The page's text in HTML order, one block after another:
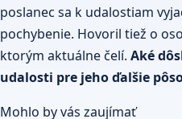
poslanec sa k udalostiam
pochybenie. Hovoril tiež o
ktorým aktuálne čelí. Aké
udalosti pre jeho ďalšie
Mohlo by vás zaujímať